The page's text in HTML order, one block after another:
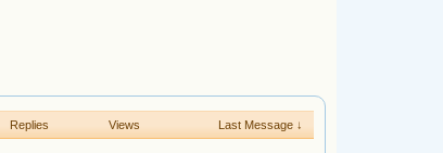
Replies Views Last Message ↓